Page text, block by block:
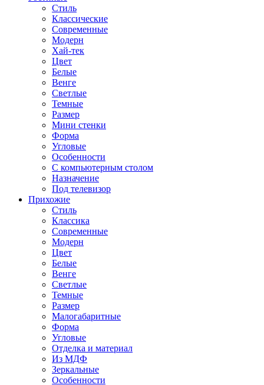
Стиль
Классические
Современные
Модерн
Хай-тек
Цвет
Белые
Венге
Светлые
Темные
Размер
Мини стенки
Форма
Угловые
Особенности
С компьютерным столом
Назначение
Под телевизор
Прихожие
Стиль
Классика
Современные
Модерн
Цвет
Белые
Венге
Светлые
Темные
Размер
Малогабаритные
Форма
Угловые
Отделка и материал
Из МДФ
Зеркальные
Особенности